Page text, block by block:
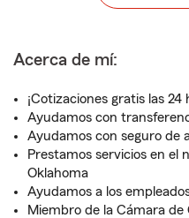
Acerca de mí:
¡Cotizaciones gratis las 24
Ayudamos con
Ayudamos con seguro de
Prestamos servicios en el
Oklahoma
Ayudamos a los
Miembro de la Cámara de